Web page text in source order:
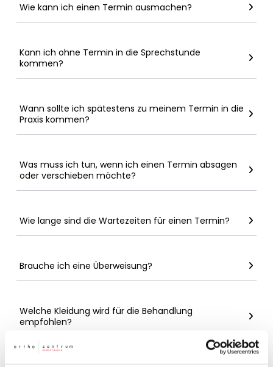
Wie kann ich einen Termin ausmachen?
Kann ich ohne Termin in die Sprechstunde
kommen?
Wann sollte ich spätestens zu meinem Termin in die
Praxis kommen?
Was muss ich tun, wenn ich einen Termin absagen
oder verschieben möchte?
Wie lange sind die Wartezeiten für einen Termin?
Brauche ich eine Überweisung?
Welche Kleidung wird für die Behandlung
empfohlen?